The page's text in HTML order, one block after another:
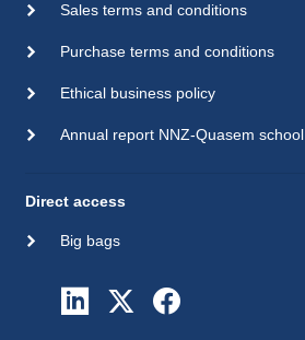
Sales terms and conditions
Purchase terms and conditions
Ethical business policy
Annual report NNZ-Quasem school
Direct access
Big bags